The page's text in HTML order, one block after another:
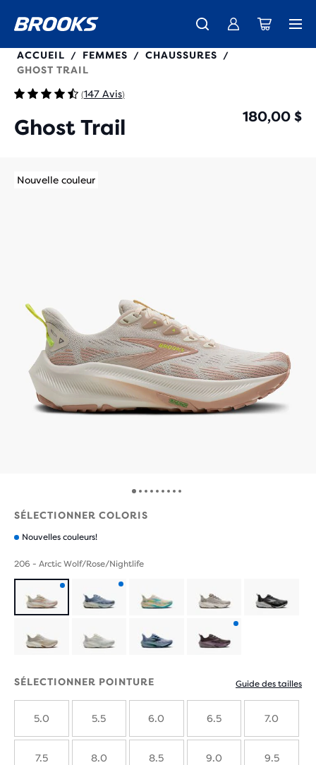
120464
ACCUEIL / FEMMES / CHAUSSURES
/
GHOST TRAIL
(147 Avis)
Ghost Trail 180,00 $
Nouvelle couleur
SÉLECTIONNER COLORIS
Nouvelles couleurs!
206 - Arctic Wolf/Rose/Nightlife
Produit
avec
nouvelles
couleurs
Produit
avec
nouvelles
couleurs
Produit
de
nouvelles
couleurs
SÉLECTIONNER POINTURE Guide des tailles
5.0 5.5 6.0 6.5 7.0
7.5 8.0 8.5 9.0 9.5